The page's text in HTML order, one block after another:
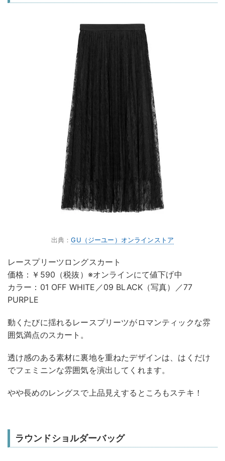
出典：GU（ジーユー）オンラインストア
レースプリーツロングスカート
価格：￥590（税抜）※オンラインにて値下げ中
カラー：01 OFF WHITE／09 BLACK（写真）／77
PURPLE
動くたびに揺れるレースプリーツがロマンティックな雰
囲気満点のスカート。
透け感のある素材に裏地を重ねたデザインは、はくだけ
でフェミニンな雰囲気を演出してくれます。
やや長めのレングスで上品見えするところもステキ！
ラウンドショルダーバッグ